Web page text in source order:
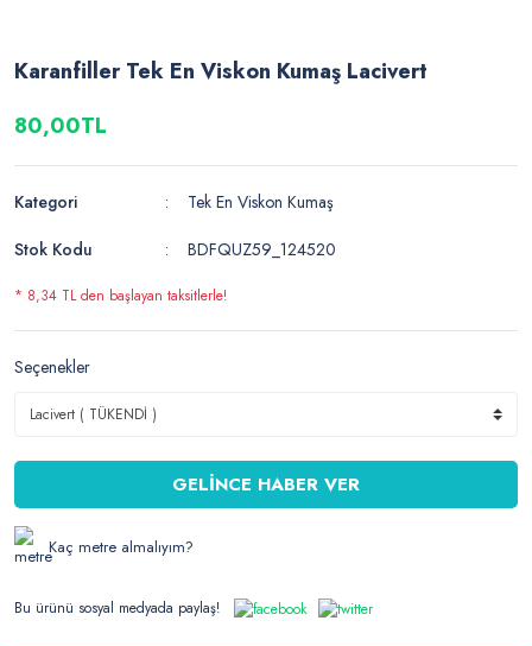
Karanfiller Tek En Viskon Kumaş Lacivert
80,00TL
Kategori
Tek En Viskon Kumaş
Stok Kodu
BDFQUZ59_124520
* 8,34 TL den başlayan taksitlerle!
Seçenekler
GELİNCE HABER VER
Kaç metre almalıyım?
Bu ürünü sosyal medyada paylaş!